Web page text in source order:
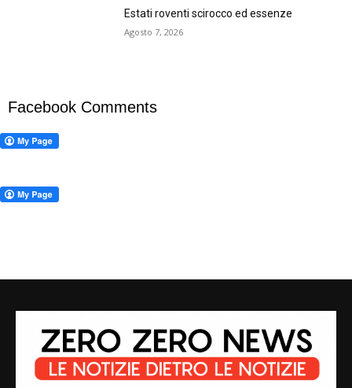
Estati roventi scirocco ed essenze
Agosto 7, 2026
Facebook Comments